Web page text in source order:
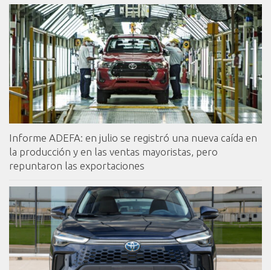
Informe ADEFA: en julio se registró una nueva caída en
la producción y en las ventas mayoristas, pero
repuntaron las exportaciones